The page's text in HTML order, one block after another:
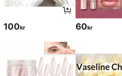
100kr 60kr